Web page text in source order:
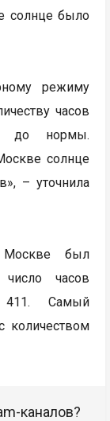
солнце было
режиму
часов
до нормы.
солнце
– уточнила
был
часов
411. Самый
каналов?